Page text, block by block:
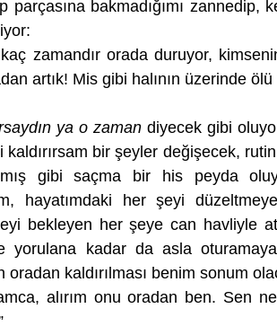
parçasına bakmadığımı zannedip,
zamandır orada duruyor, kimsenin
artık! Mis gibi halının üzerinde
ya o zaman diyecek gibi
kaldırırsam bir şeyler değişecek,
gibi saçma bir his peyda
hayatımdaki her şeyi
bekleyen her şeye can havliyle
yorulana kadar da asla
oradan kaldırılması benim sonum
alırım onu oradan ben. Sen